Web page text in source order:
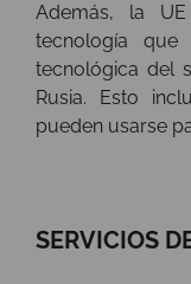
Además, la
tecnología
tecnológica del
Rusia. Esto
pueden usarse
SERVICIOS